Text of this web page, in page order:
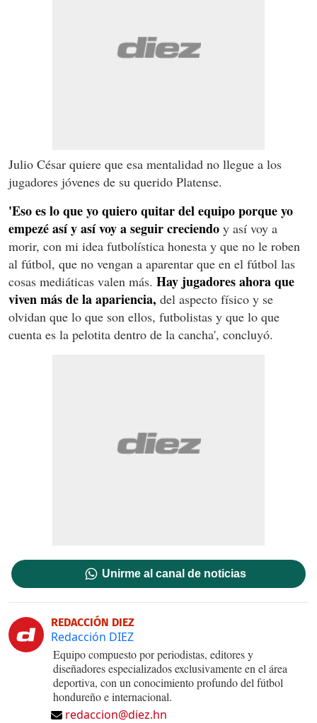
Julio César quiere que esa mentalidad no llegue a los
jugadores jóvenes de su querido Platense.
'Eso es lo que yo quiero quitar del equipo porque yo
empezé así y así voy a seguir creciendo y así voy a
morir, con mi idea futbolística honesta y que no le roben
al fútbol, que no vengan a aparentar que en el fútbol las
cosas mediáticas valen más. Hay jugadores ahora que
viven más de la apariencia, del aspecto físico y se
olvidan que lo que son ellos, futbolistas y que lo que
cuenta es la pelotita dentro de la cancha', concluyó.
Unirme al canal de noticias
REDACCIÓN DIEZ
Redacción DIEZ
Equipo compuesto por periodistas, editores y
diseñadores especializados exclusivamente en el área
deportiva, con un conocimiento profundo del fútbol
hondureño e internacional.
redaccion@diez.hn